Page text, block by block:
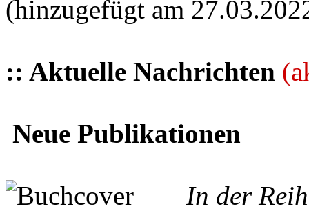
(hinzugefügt am
:: Aktuelle Nachrichten
Neue Publikationen
In der